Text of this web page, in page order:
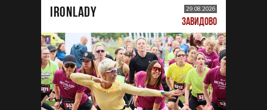
IRONLADY 29.08.2026
ЗАВИДОВО